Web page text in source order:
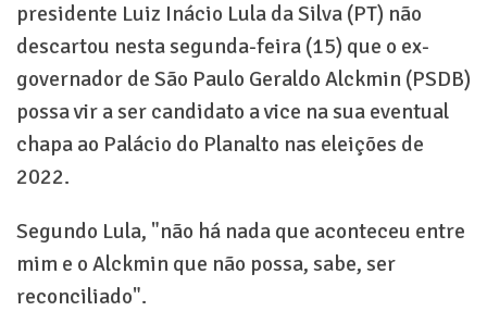
presidente Luiz Inácio Lula da Silva (PT) não
descartou nesta segunda-feira (15) que o ex-
governador de São Paulo Geraldo Alckmin (PSDB)
possa vir a ser candidato a vice na sua eventual
chapa ao Palácio do Planalto nas eleições de
2022.
Segundo Lula, "não há nada que aconteceu entre
mim e o Alckmin que não possa, sabe, ser
reconciliado".